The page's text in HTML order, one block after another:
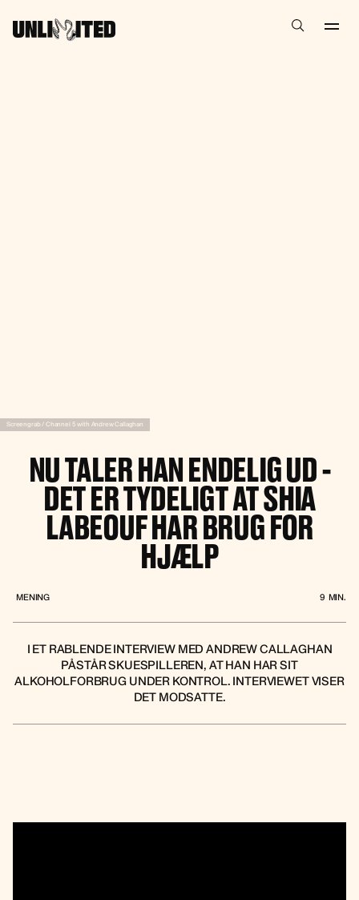
Screengrab / Channel 5 with Andrew Callaghan
NU TALER HAN ENDELIG UD -
DET ER TYDELIGT AT SHIA
LABEOUF HAR BRUG FOR
HJÆLP
MENING 9 MIN.
I ET RABLENDE INTERVIEW MED ANDREW CALLAGHAN
PÅSTÅR SKUESPILLEREN, AT HAN HAR SIT
ALKOHOLFORBRUG UNDER KONTROL. INTERVIEWET VISER
DET MODSATTE.